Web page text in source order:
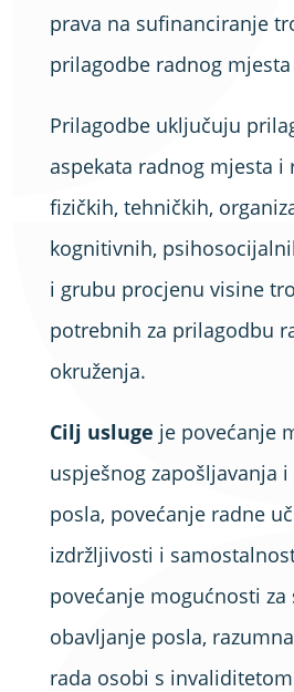
prava na sufinanciranje
prilagodbe radnog
Prilagodbe uključuju
aspekata radnog mjesta i
fizičkih, tehničkih,
kognitivnih,
i grubu procjenu visine
potrebnih za prilagodbu
okruženja.
Cilj usluge je povećanje
uspješnog zapošljavanja i
posla, povećanje radne
izdržljivosti i
povećanje mogućnosti za
obavljanje posla,
rada osobi s